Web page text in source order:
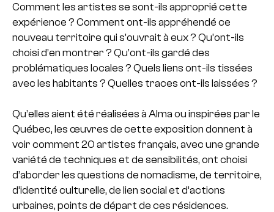
Comment les artistes se sont-ils approprié cette
expérience ? Comment ont-ils appréhendé ce
nouveau territoire qui s’ouvrait à eux ? Qu’ont-ils
choisi d’en montrer ? Qu’ont-ils gardé des
problématiques locales ? Quels liens ont-ils tissées
avec les habitants ? Quelles traces ont-ils laissées ?
Qu’elles aient été réalisées à Alma ou inspirées par le
Québec, les œuvres de cette exposition donnent à
voir comment 20 artistes français, avec une grande
variété de techniques et de sensibilités, ont choisi
d’aborder les questions de nomadisme, de territoire,
d’identité culturelle, de lien social et d’actions
urbaines, points de départ de ces résidences.